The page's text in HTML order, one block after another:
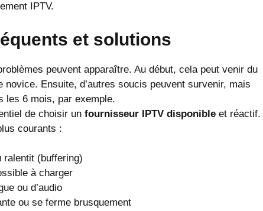
IPTV.
et solutions
peuvent apparaître. Au début, cela peut venir du
novice. Ensuite, d’autres soucis peuvent survenir, mais
6 mois, par exemple.
de choisir un fournisseur IPTV disponible et réactif.
courants :
ralentit (buffering)
à charger
ou d’audio
ou se ferme brusquement